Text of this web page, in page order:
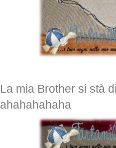
La mia Brother si stà
ahahahahaha